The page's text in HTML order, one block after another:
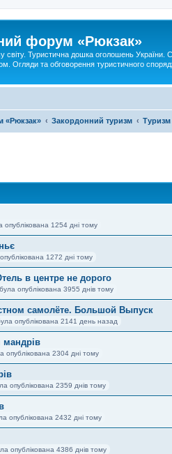
форум «Рюкзак»
світу. Туристична дошка оголошень України.
Огляди та обговорення туристичного
«Рюкзак» Закордонний туризм Туризм
опублікована 1254 дні тому
1272 дні тому
в центре не дорого
опублікована 3955 днів тому
самолёте. Большой Выпуск
опублікована 2141 день назад
мандрів
опублікована 2304 дні тому
опублікована 2359 днів тому
опублікована 2432 дні тому
опублікована 4386 днів тому